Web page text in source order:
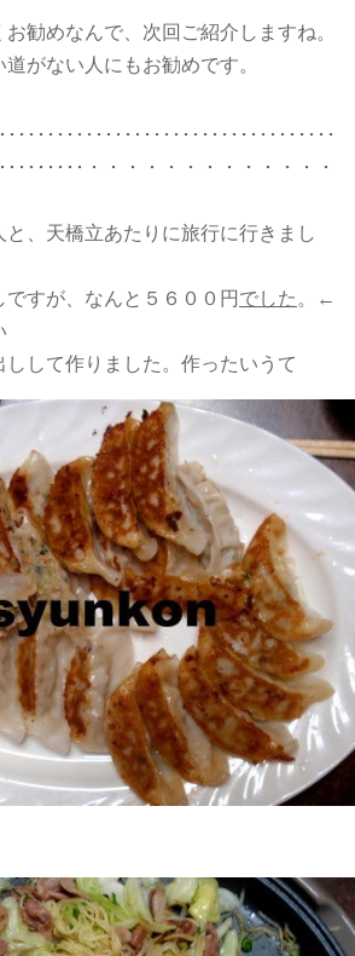
お勧めなんで、次回ご紹介しますね。
がない人にもお勧めです。
･･････････････････････････････････
････････・・・・・・・・・・・・・
、天橋立あたりに旅行に行きまし
ですが、なんと５６００円 でした 。←
しして作りました。作ったいうて